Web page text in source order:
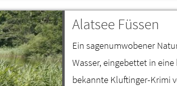
Alatsee Füssen
Ein sagenumwobener
Wasser, eingebettet in
bekannte Kluftinger-Krimi